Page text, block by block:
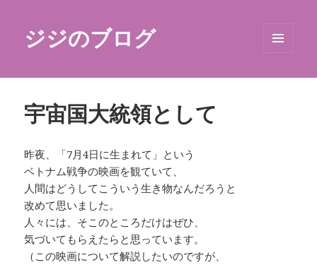
ジジのブログ
宇宙国大統領として
昨夜、「7月4日に生まれて」という
ベトナム戦争の映画を観ていて、
人間はどうしてこういう生き物なんだろうと
改めて思いました。
人々には、そこのところだけはぜひ、
気づいてもらえたらと思っています。
（この映画について解説したいのですが、